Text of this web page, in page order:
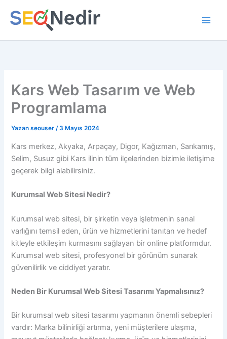
atla
Kars Web Tasarım ve Web
Programlama
Yazan seouser/3 Mayıs 2024
Kars merkez, Akyaka, Arpaçay, Digor, Kağızman, Sarıkamış,
Selim, Susuz gibi Kars ilinin tüm ilçelerinden bizimle iletişime
geçerek bilgi alabilirsiniz.
Kurumsal Web Sitesi Nedir?
Kurumsal web sitesi, bir şirketin veya işletmenin sanal
varlığını temsil eden, ürün ve hizmetlerini tanıtan ve hedef
kitleyle etkileşim kurmasını sağlayan bir online platformdur.
Kurumsal web sitesi, profesyonel bir görünüm sunarak
güvenilirlik ve ciddiyet yaratır.
Neden Bir Kurumsal Web Sitesi Tasarımı Yapmalısınız?
Bir kurumsal web sitesi tasarımı yapmanın önemli sebepleri
vardır: Marka bilinirliği artırma, yeni müşterilere ulaşma,